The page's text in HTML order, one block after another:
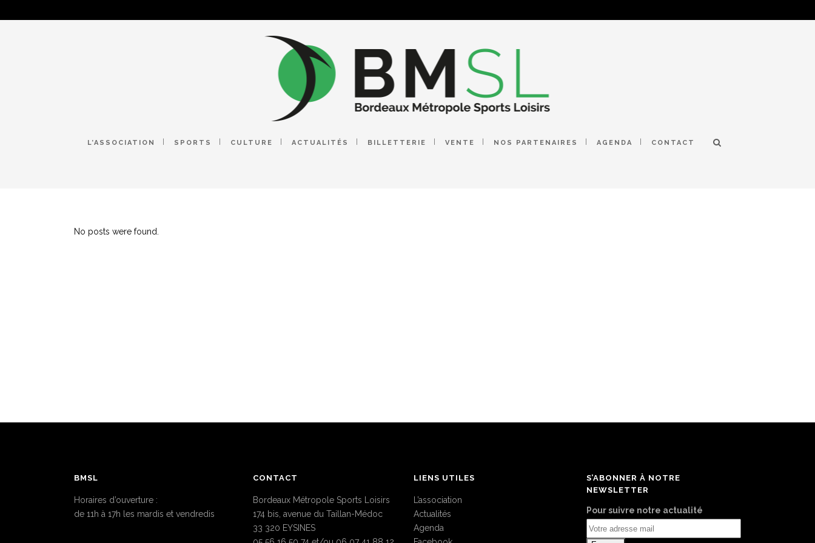
L’ASSOCIATION SPORTS CULTURE ACTUALITÉS BILLETTERIE VENTE NOS PARTENAIRES AGENDA CONTACT
No posts were found.
BMSL
Horaires d’ouverture :
de 11h à 17h les mardis et vendredis
CONTACT
Bordeaux Métropole Sports Loisirs
174 bis, avenue du Taillan-Médoc
33 320 EYSINES
LIENS UTILES
L’association
Actualités
Agenda
S’ABONNER À NOTRE
NEWSLETTER
Pour suivre notre actualité